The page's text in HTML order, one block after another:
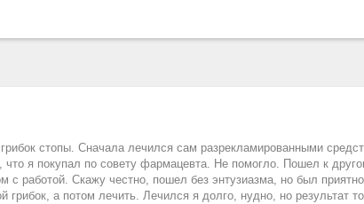
стопы. Сначала лечился сам разрекламированными
я покупал по совету фармацевта. Не помогло. Пошел к
с работой. Скажу честно, пошел без энтузиазма, но был
грибок, а потом лечить. Лечился я долго, нудно, но результат